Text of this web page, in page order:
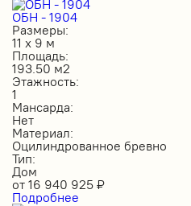
ОБН - 1904
Размеры:
11 х 9 м
Площадь:
193.50 м2
Этажность:
1
Мансарда:
Нет
Материал:
Оцилиндрованное бревно
Тип:
Дом
от 16 940 925 ₽
Подробнее